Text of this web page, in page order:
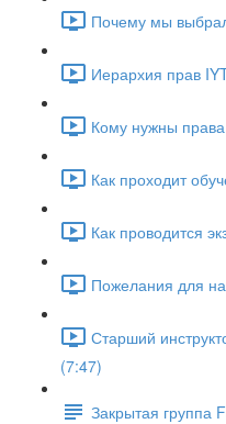
Почему мы
Иерархия прав
Кому нужны
Как проходит
Как проводится
Пожелания для
Старший
(7:47)
Закрытая группа